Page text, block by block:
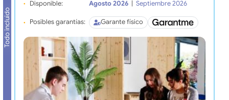
Todo incluido
Disponible: Agosto 2026 Septiembre 2026
Posibles garantías: Garante físico